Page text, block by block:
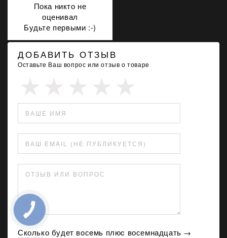
Пока никто не
оценивал
Будьте первыми :-)
ДОБАВИТЬ ОТЗЫВ
Оставьте Ваш вопрос или отзыв о товаре
ВАШЕ ИМЯ
ВАШ EMAIL (НЕ ПУБЛИКУЕТСЯ)
ОТЗЫВ ИЛИ ВОПРОС
Сколько будет вoсeмь плюc восемнадцать →